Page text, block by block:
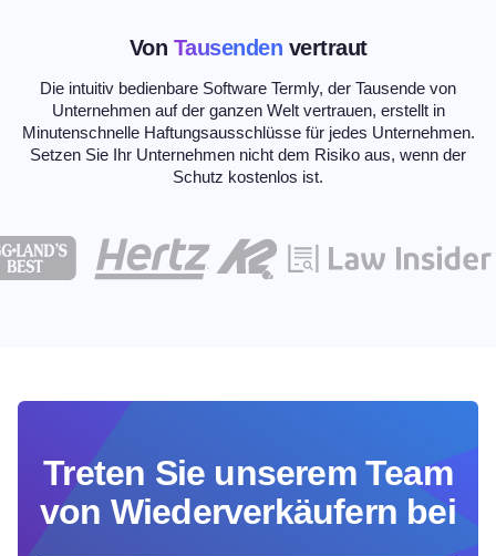
Von Tausenden vertraut
Die intuitiv bedienbare Software Termly, der Tausende von
Unternehmen auf der ganzen Welt vertrauen, erstellt in
Minutenschnelle Haftungsausschlüsse für jedes Unternehmen.
Setzen Sie Ihr Unternehmen nicht dem Risiko aus, wenn der
Schutz kostenlos ist.
Treten Sie unserem Team
von Wiederverkäufern bei